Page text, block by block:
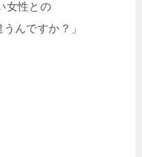
女性との
んですか？」